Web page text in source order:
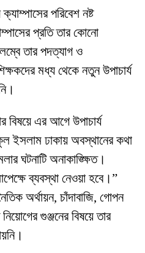
ক্যাম্পাসের পরিবেশ নষ্ট
প্রতি তার কোনো
তার পদত্যাগ ও
মধ্য থেকে নতুন উপাচার্য
এর আগে উপাচার্য
ইসলাম ঢাকায় অবস্থানের কথা
ঘটনাটি অনাকাঙ্ক্ষিত।
ব্যবস্থা নেওয়া হবে।”
অর্থায়ন, চাঁদাবাজি, গোপন
গুঞ্জনের বিষয়ে তার